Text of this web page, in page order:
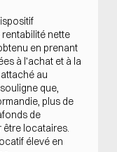
rentabilité nette
en prenant
à l’achat et à la
au
que,
plus de
de
locataires.
élevé en